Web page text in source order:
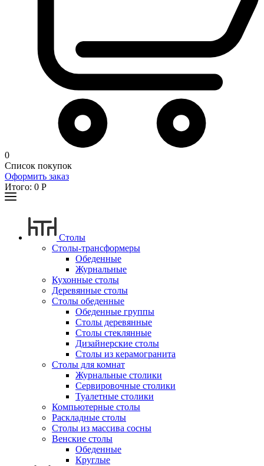
0
Список покупок
Оформить заказ
Итого: 0 Р
Столы
Столы-трансформеры
Обеденные
Журнальные
Кухонные столы
Деревянные столы
Столы обеденные
Обеденные группы
Столы деревянные
Столы стеклянные
Дизайнерские столы
Столы из керамогранита
Столы для комнат
Журнальные столики
Сервировочные столики
Туалетные столики
Компьютерные столы
Раскладные столы
Столы из массива сосны
Венские столы
Обеденные
Круглые